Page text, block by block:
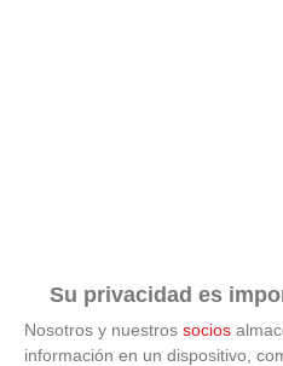
Su privacidad es
Nosotros y nuestros socios
información en un dispositivo,